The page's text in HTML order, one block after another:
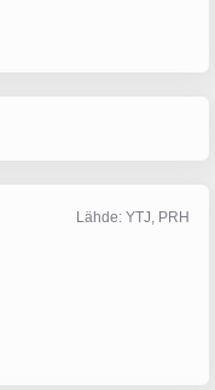
Lähde: YTJ, PRH